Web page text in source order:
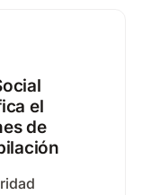
el
de